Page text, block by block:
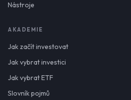
Nástroje
AKADEMIE
Jak začít investovat
Jak vybrat investici
Jak vybrat ETF
Slovník pojmů